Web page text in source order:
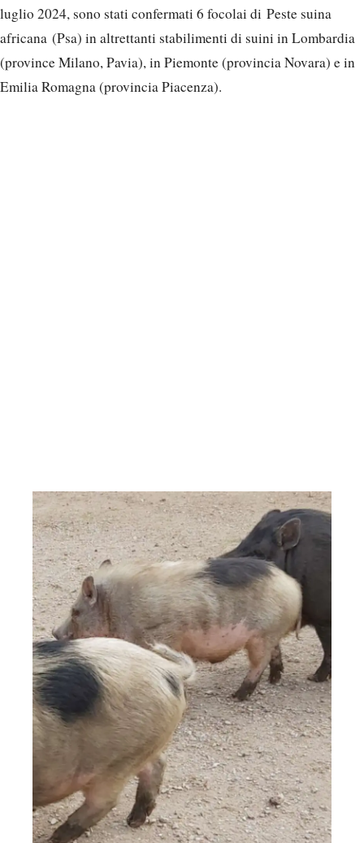
luglio 2024, sono stati confermati 6 focolai di Peste suina
africana (Psa) in altrettanti stabilimenti di suini in Lombardia
(province Milano, Pavia), in Piemonte (provincia Novara) e in
Emilia Romagna (provincia Piacenza).